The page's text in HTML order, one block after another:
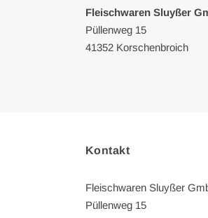
Fleischwaren Sluyßer
Püllenweg 15
41352 Korschenbroich
Kontakt
Fleischwaren Sluyßer
Püllenweg 15